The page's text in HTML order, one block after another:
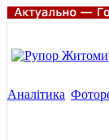
Аналітика